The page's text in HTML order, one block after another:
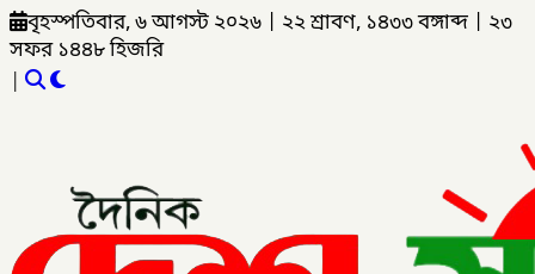
বৃহস্পতিবার, ৬ আগস্ট ২০২৬ ২২ শ্রাবণ, ১৪৩৩ বঙ্গাব্দ
২৩
সফর ১৪৪৮ হিজরি
|